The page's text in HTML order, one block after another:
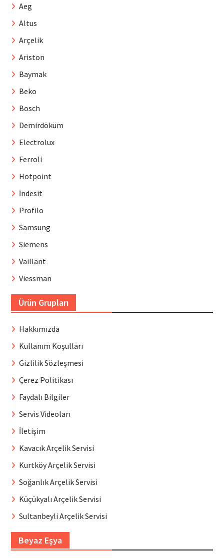
Aeg
Altus
Arçelik
Ariston
Baymak
Beko
Bosch
Demirdöküm
Electrolux
Ferroli
Hotpoint
İndesit
Profilo
Samsung
Siemens
Vaillant
Viessman
Ürün Grupları
Hakkımızda
Kullanım Koşulları
Gizlilik Sözleşmesi
Çerez Politikası
Faydalı Bilgiler
Servis Videoları
İletişim
Kavacık Arçelik Servisi
Kurtköy Arçelik Servisi
Soğanlık Arçelik Servisi
Küçükyalı Arçelik Servisi
Sultanbeyli Arçelik Servisi
Beyaz Eşya